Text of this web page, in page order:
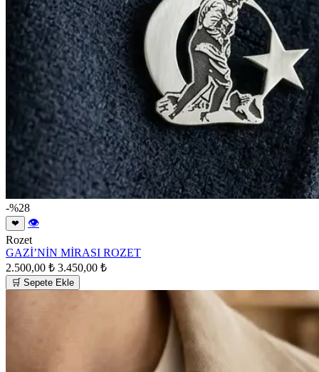
-%28
❤
👁
Rozet
GAZİ’NİN MİRASI ROZET
2.500,00 ₺ 3.450,00 ₺
🛒 Sepete Ekle